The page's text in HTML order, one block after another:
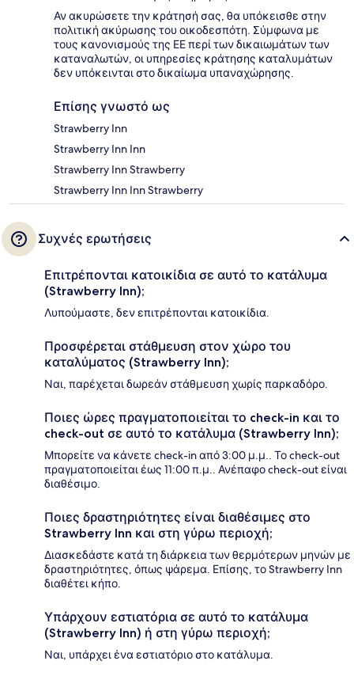
Αν ακυρώσετε την κράτησή σας, θα υπόκεισθε στην
πολιτική ακύρωσης του οικοδεσπότη. Σύμφωνα με
τους κανονισμούς της ΕΕ περί των δικαιωμάτων των
καταναλωτών, οι υπηρεσίες κράτησης καταλυμάτων
δεν υπόκεινται στο δικαίωμα υπαναχώρησης.
Επίσης γνωστό ως
Strawberry Inn
Strawberry Inn Inn
Strawberry Inn Strawberry
Strawberry Inn Inn Strawberry
Συχνές ερωτήσεις
Επιτρέπονται κατοικίδια σε αυτό το κατάλυμα
(Strawberry Inn);
Λυπούμαστε, δεν επιτρέπονται κατοικίδια.
Προσφέρεται στάθμευση στον χώρο του
καταλύματος (Strawberry Inn);
Ναι, παρέχεται δωρεάν στάθμευση χωρίς παρκαδόρο.
Ποιες ώρες πραγματοποιείται το check-in και το
check-out σε αυτό το κατάλυμα (Strawberry Inn);
Μπορείτε να κάνετε check-in από 3:00 μ.μ.. Το check-out
πραγματοποιείται έως 11:00 π.μ.. Ανέπαφο check-out είναι
διαθέσιμο.
Ποιες δραστηριότητες είναι διαθέσιμες στο
Strawberry Inn και στη γύρω περιοχή;
Διασκεδάστε κατά τη διάρκεια των θερμότερων μηνών με
δραστηριότητες, όπως ψάρεμα. Επίσης, το Strawberry Inn
διαθέτει κήπο.
Υπάρχουν εστιατόρια σε αυτό το κατάλυμα
(Strawberry Inn) ή στη γύρω περιοχή;
Ναι, υπάρχει ένα εστιατόριο στο κατάλυμα.